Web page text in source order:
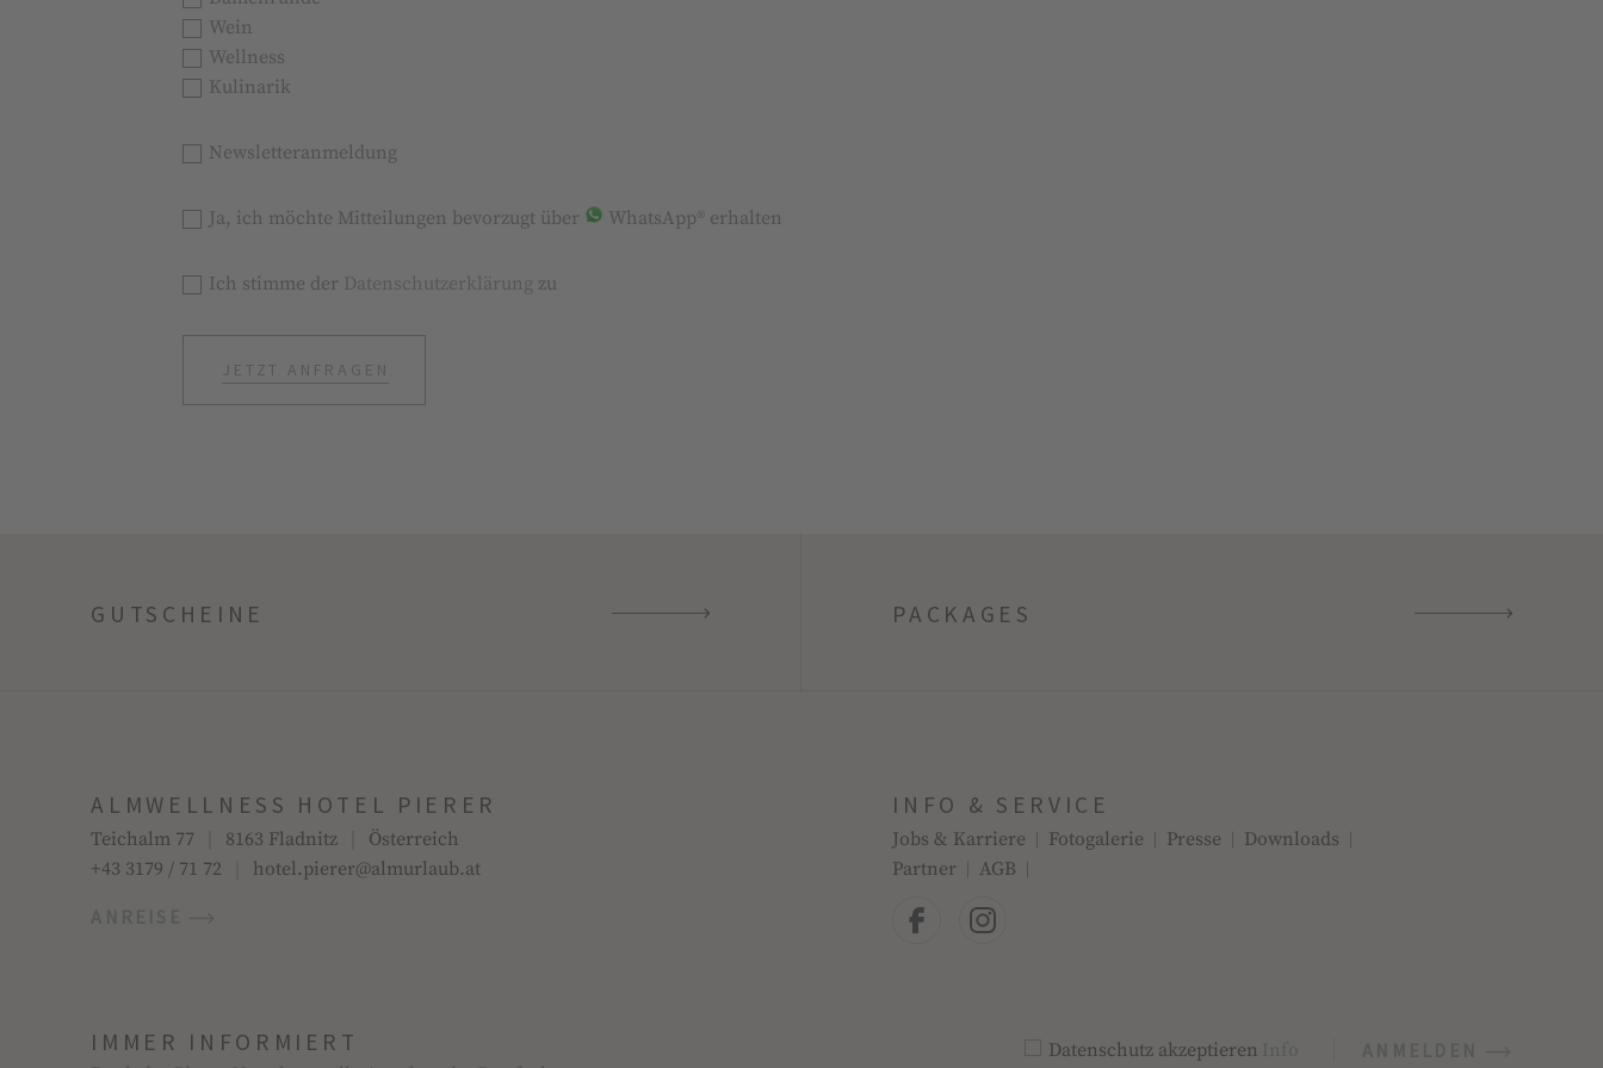
Wein
Wellness
Kulinarik
Newsletteranmeldung
Ja, ich möchte Mitteilungen bevorzugt über WhatsApp® erhalten
Ich stimme der Datenschutzerklärung zu
JETZT ANFRAGEN
GUTSCHEINE PACKAGES
ALMWELLNESS HOTEL PIERER
Teichalm 77 8163 Fladnitz
Österreich
+43 3179 / 71 72
hotel.pierer@almurlaub.at
INFO & SERVICE
Jobs & Karriere Fotogalerie Presse
Downloads
Partner
AGB
IMMER INFORMIERT PRIVACY*
Datenschutz akzeptieren